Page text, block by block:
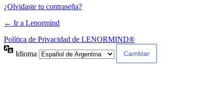
¿Olvidaste tu contraseña?
← Ir a Lenormind
Política de Privacidad de LENORMIND®
Idioma